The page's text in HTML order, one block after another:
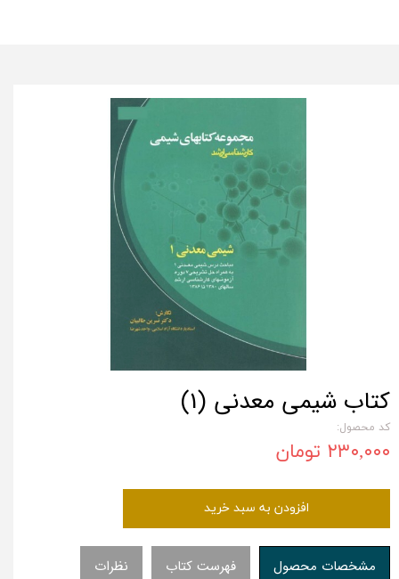
کتاب شیمی معدنی (1)
کد محصول:
۲۳۰,۰۰۰ تومان
افزودن به سبد خرید
مشخصات محصول فهرست کتاب نظرات